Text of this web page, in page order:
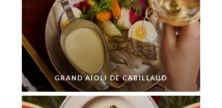
GRAND AÏOLI DE CABILLAUD